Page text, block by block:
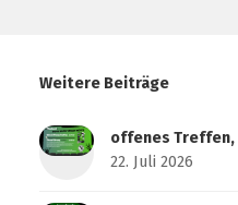
Weitere Beiträge
offenes Treffen,
22. Juli 2026